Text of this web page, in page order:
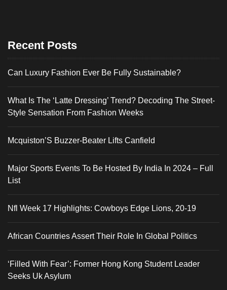
Recent Posts
Can Luxury Fashion Ever Be Fully Sustainable?
What Is The ‘Latte Dressing’ Trend? Decoding The Street-
Style Sensation From Fashion Weeks
Mcquiston’S Buzzer-Beater Lifts Canfield
Major Sports Events To Be Hosted By India In 2024 – Full
List
Nfl Week 17 Highlights: Cowboys Edge Lions, 20-19
African Countries Assert Their Role In Global Politics
‘Filled With Fear’: Former Hong Kong Student Leader
Seeks Uk Asylum